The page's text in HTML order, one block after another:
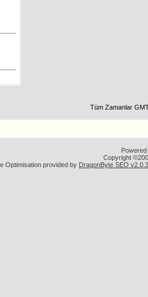
Tüm Zamanlar
Copyright
Optimisation provided by DragonByte SEO